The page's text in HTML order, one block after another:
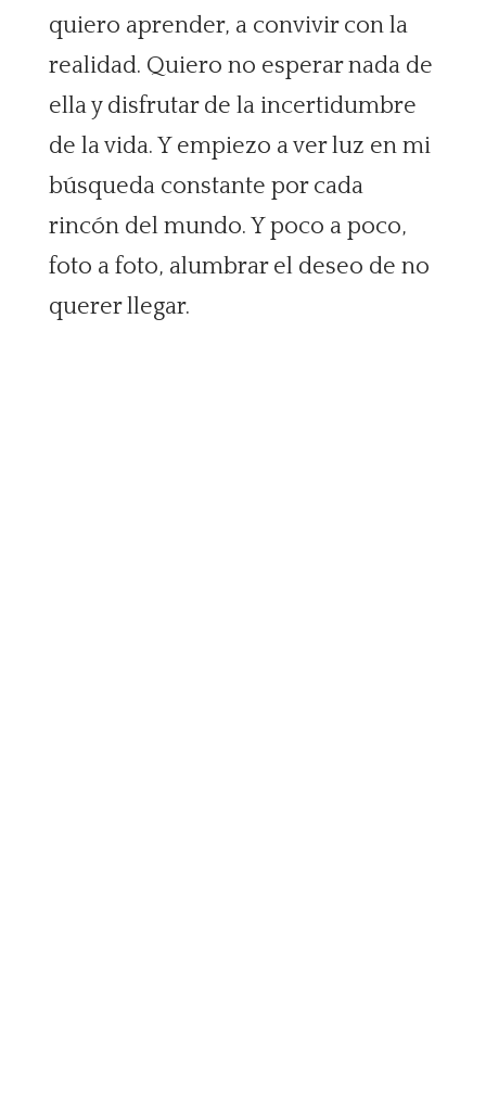
quiero aprender, a convivir con la
realidad. Quiero no esperar nada de
ella y disfrutar de la incertidumbre
de la vida. Y empiezo a ver luz en mi
búsqueda constante por cada
rincón del mundo. Y poco a poco,
foto a foto, alumbrar el deseo de no
querer llegar.